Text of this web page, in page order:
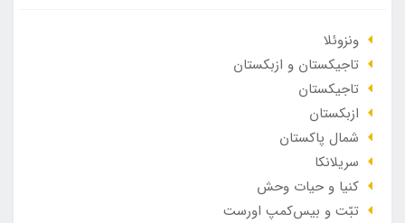
ونزوئلا
تاجیکستان و ازبکستان
تاجیکستان
ازبکستان
شمال پاکستان
سریلانکا
کنیا و حیات وحش
تبّت و بیس‌کمپ اورست